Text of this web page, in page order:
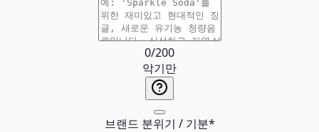
0/200
악기만
브랜드 분위기 / 기분*